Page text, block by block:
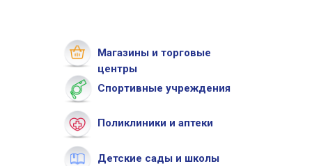
Магазины и торговые
центры
Спортивные учреждения
Поликлиники и аптеки
Детские сады и школы